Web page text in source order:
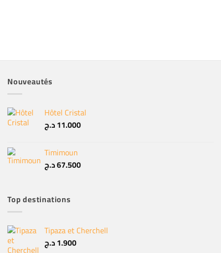
Nouveautés
Hôtel Cristal
11.000د.ج
Timimoun
67.500د.ج
Top destinations
Tipaza et Cherchell
1.900د.ج